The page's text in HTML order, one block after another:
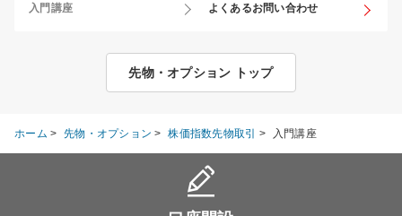
入門講座 よくあるお問い合わせ
先物・オプション トップ
ホーム > 先物・オプション > 株価指数先物取引 > 入門講座